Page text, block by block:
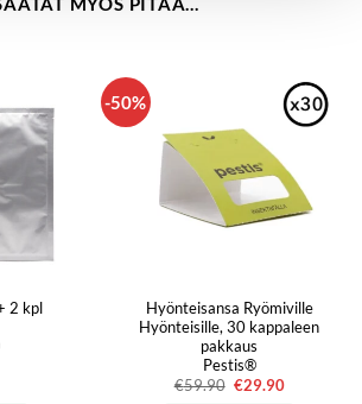
2 kpl
-50%
Hyönteisansa Ryömiville
Hyönteisille, 30 kappaleen
pakkaus
Pestis®
€59.90 Alkuperäinen
€29.90Nykyinen